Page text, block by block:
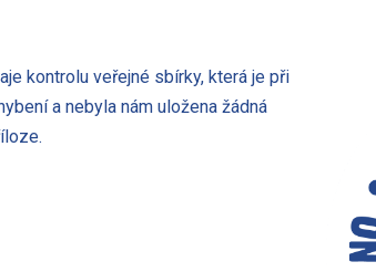
kontrolu veřejné sbírky, která je při
a nebyla nám uložena žádná